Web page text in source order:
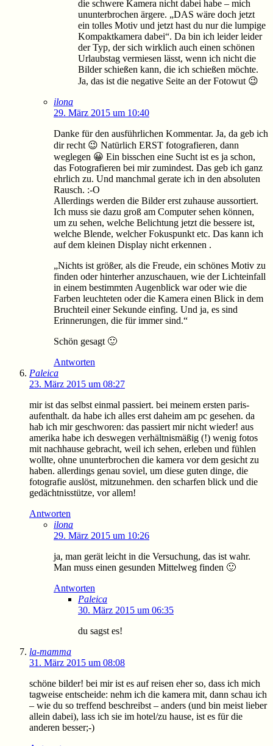
die schwere Kamera nicht dabei habe – mich
ununterbrochen ärgere. „DAS wäre doch jetzt
ein tolles Motiv und jetzt hast du nur die lumpige
Kompaktkamera dabei“. Da bin ich leider leider
der Typ, der sich wirklich auch einen schönen
Urlaubstag vermiesen lässt, wenn ich nicht die
Bilder schießen kann, die ich schießen möchte.
Ja, das ist die negative Seite an der Fotowut 😉
ilona
29. März 2015 um 10:40
Danke für den ausführlichen Kommentar. Ja, da geb ich
dir recht 😉 Natürlich ERST fotografieren, dann
weglegen 😀 Ein bisschen eine Sucht ist es ja schon,
das Fotografieren bei mir zumindest. Das geb ich ganz
ehrlich zu. Und manchmal gerate ich in den absoluten
Rausch. :-O
Allerdings werden die Bilder erst zuhause aussortiert.
Ich muss sie dazu groß am Computer sehen können,
um zu sehen, welche Belichtung jetzt die bessere ist,
welche Blende, welcher Fokuspunkt etc. Das kann ich
auf dem kleinen Display nicht erkennen .
„Nichts ist größer, als die Freude, ein schönes Motiv zu
finden oder hinterher anzuschauen, wie der Lichteinfall
in einem bestimmten Augenblick war oder wie die
Farben leuchteten oder die Kamera einen Blick in dem
Bruchteil einer Sekunde einfing. Und ja, es sind
Erinnerungen, die für immer sind.“
Schön gesagt 🙂
Antworten
Paleica
23. März 2015 um 08:27
mir ist das selbst einmal passiert. bei meinem ersten paris-
aufenthalt. da habe ich alles erst daheim am pc gesehen. da
hab ich mir geschworen: das passiert mir nicht wieder! aus
amerika habe ich deswegen verhältnismäßig (!) wenig fotos
mit nachhause gebracht, weil ich sehen, erleben und fühlen
wollte, ohne ununterbrochen die kamera vor dem gesicht zu
haben. allerdings genau soviel, um diese guten dinge, die
fotografie auslöst, mitzunehmen. den scharfen blick und die
gedächtnisstütze, vor allem!
Antworten
ilona
29. März 2015 um 10:26
ja, man gerät leicht in die Versuchung, das ist wahr.
Man muss einen gesunden Mittelweg finden 🙂
Antworten
Paleica
30. März 2015 um 06:35
du sagst es!
la-mamma
31. März 2015 um 08:08
schöne bilder! bei mir ist es auf reisen eher so, dass ich mich
tagweise entscheide: nehm ich die kamera mit, dann schau ich
– wie du so treffend beschreibst – anders (und bin meist lieber
allein dabei), lass ich sie im hotel/zu hause, ist es für die
anderen besser;-)